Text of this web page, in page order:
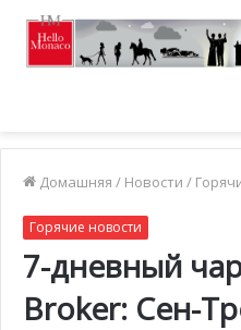
Домашняя / Новости /
Горячие новости
7-дневный
Broker: Сен-